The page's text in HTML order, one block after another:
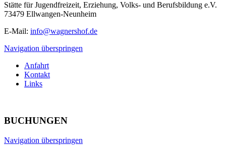
Stätte für Jugendfreizeit, Erziehung, Volks- und Berufsbildung e.V.
73479 Ellwangen-Neunheim
E-Mail: info@wagnershof.de
Navigation überspringen
Anfahrt
Kontakt
Links
BUCHUNGEN
Navigation überspringen